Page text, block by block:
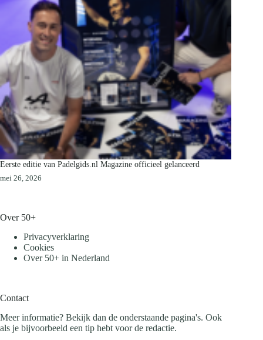
Eerste editie van Padelgids.nl Magazine officieel gelanceerd
mei 26, 2026
Over 50+
Privacyverklaring
Cookies
Over 50+ in Nederland
Contact
Meer informatie? Bekijk dan de onderstaande pagina's. Ook
als je bijvoorbeeld een tip hebt voor de redactie.